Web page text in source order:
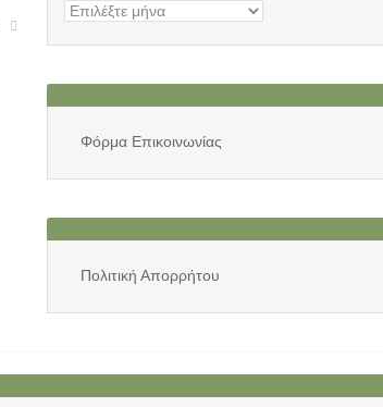
Μηνιαία
Φόρμα Επικοινωνίας
Πολιτική Απορρήτου